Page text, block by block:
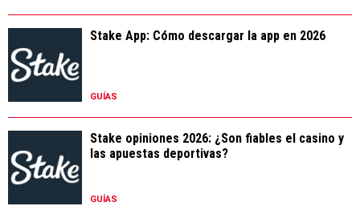
Stake App: Cómo descargar la app en 2026
GUÍAS
Stake opiniones 2026: ¿Son fiables el casino y
las apuestas deportivas?
GUÍAS